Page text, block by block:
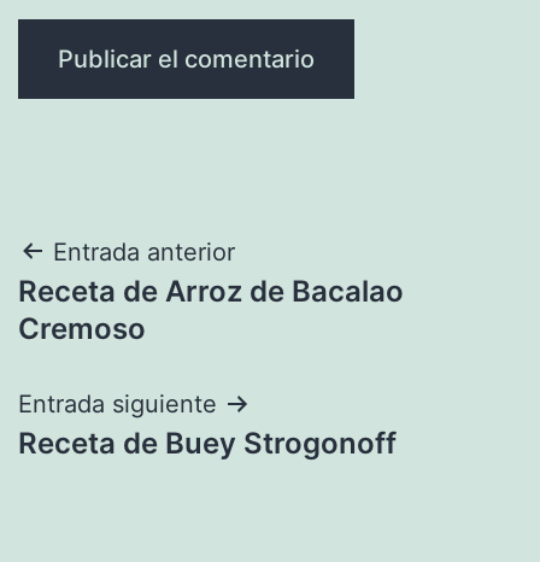
Navegación
de
Entrada anterior
Receta de Arroz de Bacalao
Cremoso
Entrada siguiente
Receta de Buey Strogonoff